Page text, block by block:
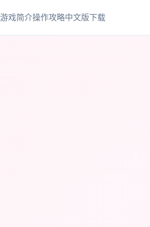
游戏简介操作攻略中文版下载